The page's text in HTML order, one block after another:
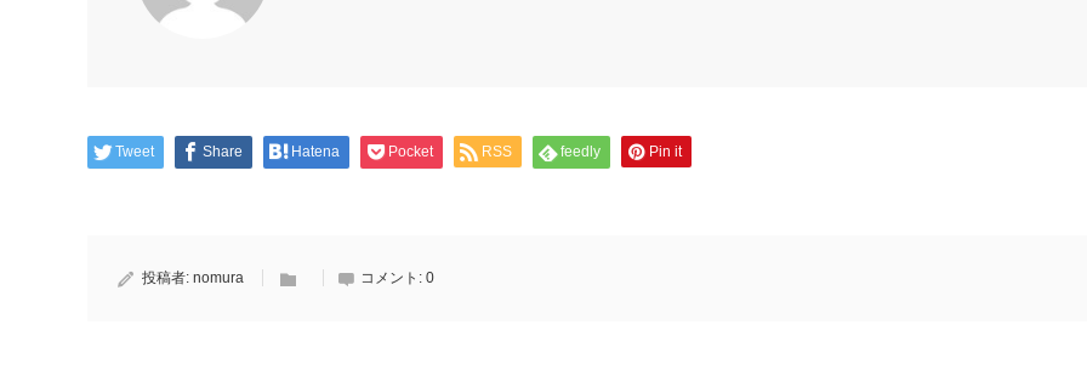
Tweet Share Hatena Pocket RSS feedly Pin it
投稿者: nomura コメント: 0